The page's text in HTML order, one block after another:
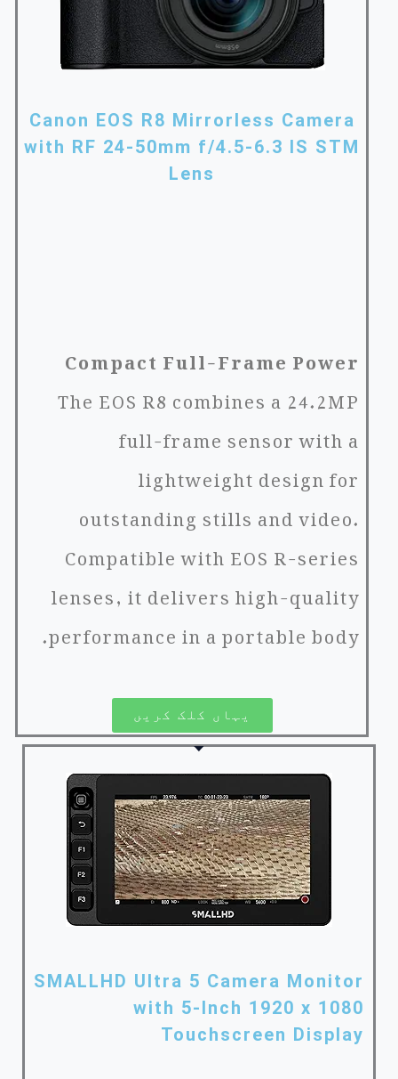
Canon EOS R8 Mirrorless Camera
with RF 24-50mm f/4.5-6.3 IS STM
Lens
Compact Full-Frame Power
The EOS R8 combines a 24.2MP
full-frame sensor with a
lightweight design for
outstanding stills and video.
Compatible with EOS R-series
lenses, it delivers high-quality
performance in a portable body.
یہاں کلک کریں
SMALLHD Ultra 5 Camera Monitor
with 5-Inch 1920 x 1080
Touchscreen Display